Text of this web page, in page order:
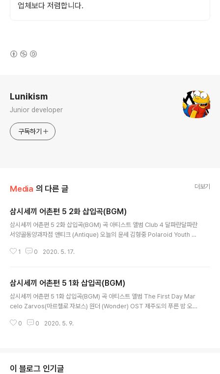
업체보다 저렴합니다.
Lunikism
Junior developer
구독하기
Media 의 다른 글 더보기
삼시세끼 어촌편 5 2화 삽입곡(BGM)
삼시세끼 어촌편 5 2화 삽입곡(BGM) 곡 아티스트 앨범 Club 4 달파란달파란
서양골동양과자점 앤티크 (Antique) 오늘의 운세 김형중 Polaroid Youth Tr
의 끝을 잡고 (R&B Ballad) 솔리드(Solid) The Magic Of 8 Ball 7 TWICE
목판일기 조란 부라더 OST 원투쓰리 봄 FARA EFFECT 1FARA EFFECT 1
봄이 오나 봄 (MBC 수..
1 0 2020. 5. 17.
삼시세끼 어촌편 5 1화 삽입곡(BGM)
삼시세끼 어촌편 5 1화 삽입곡(BGM) 곡 아티스트 앨범 The First Day Mar
celo Zarvos(마르첼로 자보스) 원더 (Wonder) OST 제주도의 푸른 밤 오연
풀 Special OST 바다를 찾아서 이적 2적 왜 그렇게 예뻐요 좋아서하는밴드
는 밤 (feat. 펀치(Punch)) Crush 괜찮아 사랑이야 (SBS 수목드라마)..
0 0 2020. 5. 9.
이 블로그 인기글